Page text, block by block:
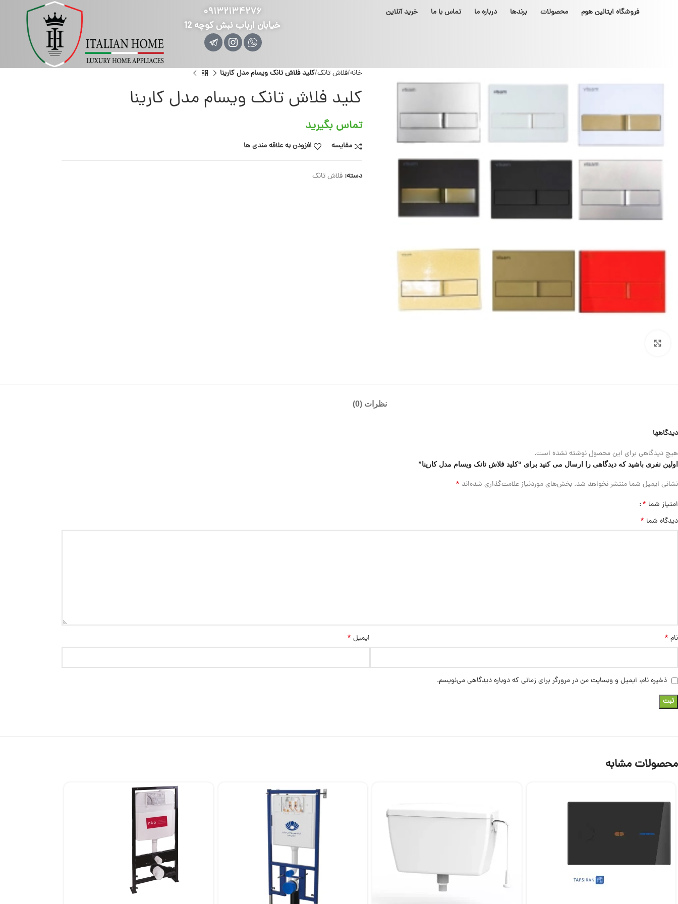
فروشگاه ایتالین هوم محصولات برندها درباره ما تماس با ما خرید آنلاین
۰۹۱۳۲۱۳۴۲۷۶
خیابان ارباب نبش کوچه 12
خانه فلاش تانک کلید فلاش تانک ویسام مدل کارینا
کلید فلاش تانک ویسام مدل کارینا
تماس بگیرید
مقایسه افزودن به علاقه مندی ها
دسته: فلاش تانک
نظرات (0)
دیدگاهها
هیچ دیدگاهی برای این محصول نوشته نشده است.
اولین نفری باشید که دیدگاهی را ارسال می کنید برای “کلید فلاش تانک ویسام مدل کارینا”
نشانی ایمیل شما منتشر نخواهد شد. بخش‌های موردنیاز علامت‌گذاری شده‌اند *
امتیاز شما *
دیدگاه شما *
نام * ایمیل *
ذخیره نام، ایمیل و وبسایت من در مرورگر برای زمانی که دوباره دیدگاهی می‌نویسم.
محصولات مشابه